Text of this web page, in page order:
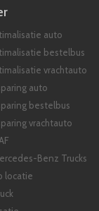
auto
bestelbus
vrachtauto
auto
bestelbus
vrachtauto
Benz Trucks
locatie